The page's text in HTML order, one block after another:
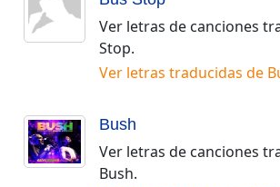
Ver letras de canciones
Stop.
Ver letras traducidas de
Bush
Ver letras de canciones
Bush.